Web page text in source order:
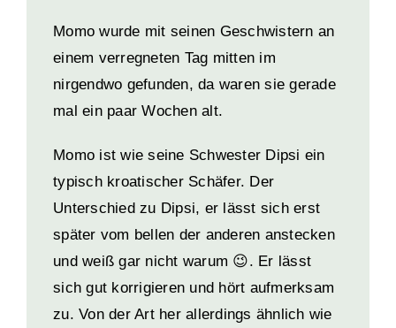
Momo wurde mit seinen Geschwistern an
einem verregneten Tag mitten im
nirgendwo gefunden, da waren sie gerade
mal ein paar Wochen alt.
Momo ist wie seine Schwester Dipsi ein
typisch kroatischer Schäfer. Der
Unterschied zu Dipsi, er lässt sich erst
später vom bellen der anderen anstecken
und weiß gar nicht warum 😉. Er lässt
sich gut korrigieren und hört aufmerksam
zu.Von der Art her allerdings ähnlich wie